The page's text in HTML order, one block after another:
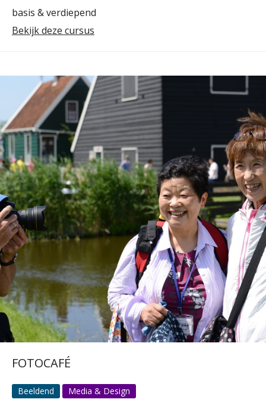
basis & verdiepend
Bekijk deze cursus
FOTOCAFÉ
Beeldend Media & Design